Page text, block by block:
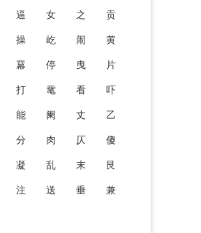
逼 女 之
贡
操 屹 闹
黄
羃 停 曳
片
打 鼋 看
吓
能 阑 丈
乙
分 肉 仄
傻
凝 乱 末
艮
注 送 垂
兼